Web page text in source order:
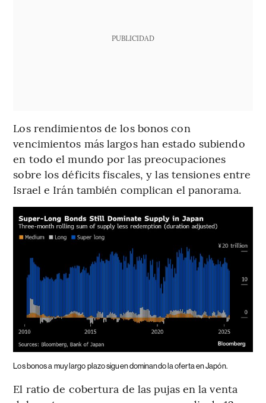
PUBLICIDAD
Los rendimientos de los bonos con
vencimientos más largos han estado subiendo
en todo el mundo por las preocupaciones
sobre los déficits fiscales, y las tensiones entre
Israel e Irán también complican el panorama.
Los bonos a muy largo plazo siguen dominando la oferta en Japón.
El ratio de cobertura de las pujas en la venta